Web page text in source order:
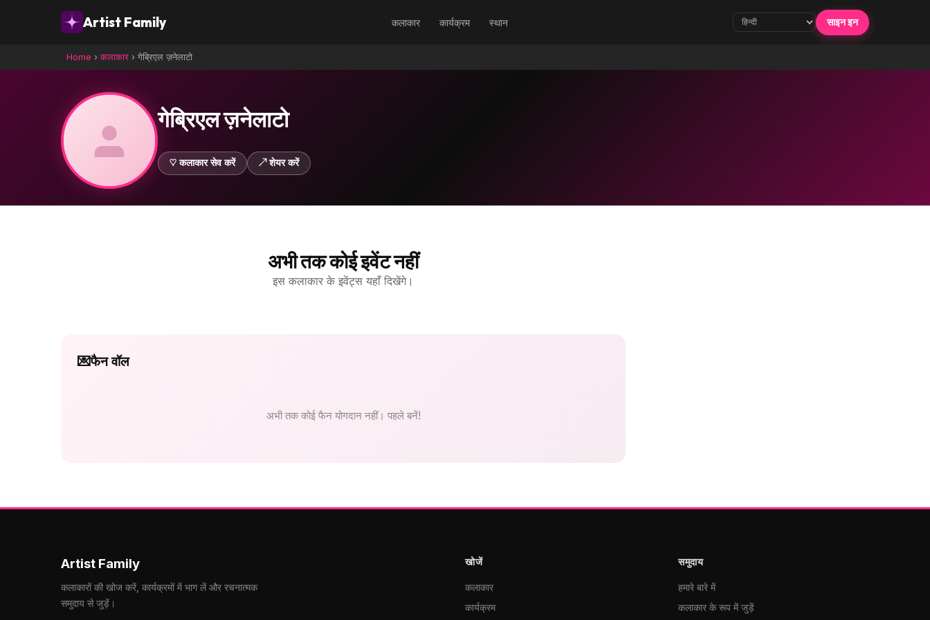
Artist Family कलाकार कार्यक्रम स्थान साइन इन
Home ›कलाकार › गेब्रिएल ज़नेलाटो
गेब्रिएल ज़नेलाटो
♡ कलाकार सेव करें ↗ शेयर करें
अभी तक कोई इवेंट नहीं
इस कलाकार के इवेंट्स यहाँ दिखेंगे।
💌फैन वॉल
अभी तक कोई फैन योगदान नहीं। पहले बनें!
Artist Family
कलाकारों की खोज करें, कार्यक्रमों में भाग लें और रचनात्मक
समुदाय से जुड़ें।
खोजें
कलाकार
कार्यक्रम
समुदाय
हमारे बारे में
कलाकार के रूप में जुड़ें